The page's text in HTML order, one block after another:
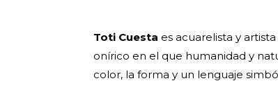
Toti Cuesta es acuarelista y
onírico en el que humanidad y
color, la forma y un lenguaje